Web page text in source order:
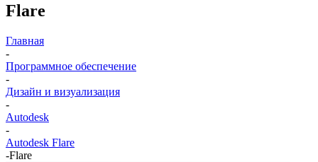
Flare
Главная
-
Программное обеспечение
-
Дизайн и визуализация
-
Autodesk
-
Autodesk Flare
-Flare